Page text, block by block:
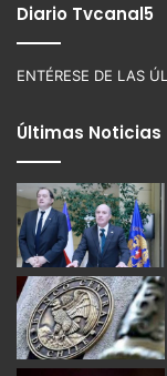
Diario Tvcanal5
ENTÉRESE DE LAS
Últimas Noticias